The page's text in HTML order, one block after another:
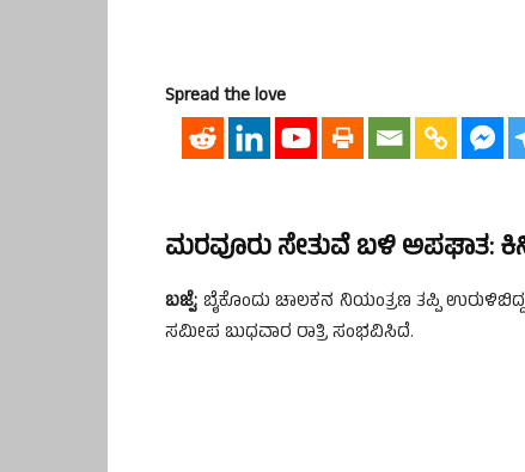
Spread the love
ಮರವೂರು ಸೇತುವೆ ಬಳಿ ಅಪಘಾತ:
ಬಜ್ಪೆ: ಬೈಕೊಂದು ಚಾಲಕನ ನಿಯಂತ್ರಣ ತಪ್ಪಿ
ಸಮೀಪ ಬುಧವಾರ ರಾತ್ರಿ ಸಂಭವಿಸಿದೆ.